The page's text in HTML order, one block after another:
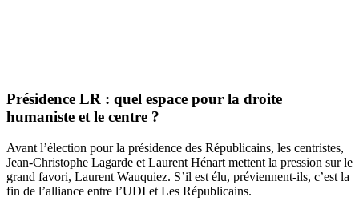
Présidence LR : quel espace pour la droite
humaniste et le centre ?
Avant l’élection pour la présidence des Républicains, les centristes,
Jean-Christophe Lagarde et Laurent Hénart mettent la pression sur le
grand favori, Laurent Wauquiez. S’il est élu, préviennent-ils, c’est la
fin de l’alliance entre l’UDI et Les Républicains.